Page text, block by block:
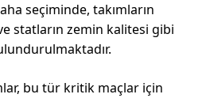
seçiminde, takımların
statların zemin kalitesi gibi
bu tür kritik maçlar için